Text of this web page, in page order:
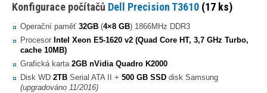
Konfigurace počítačů Dell Precision T3610 (17 ks)
Operační paměť32GB (4×8 GB) 1866MHz DDR3
Procesor Intel Xeon E5-1620 v2 (Quad Core HT, 3,7 GHz Turbo,
cache 10MB)
Grafická karta2GB nVidia Quadro K2000
Disk WD2TB Serial ATA II +500 GB SSD disk Samsung
(upgradováno 11/2016)